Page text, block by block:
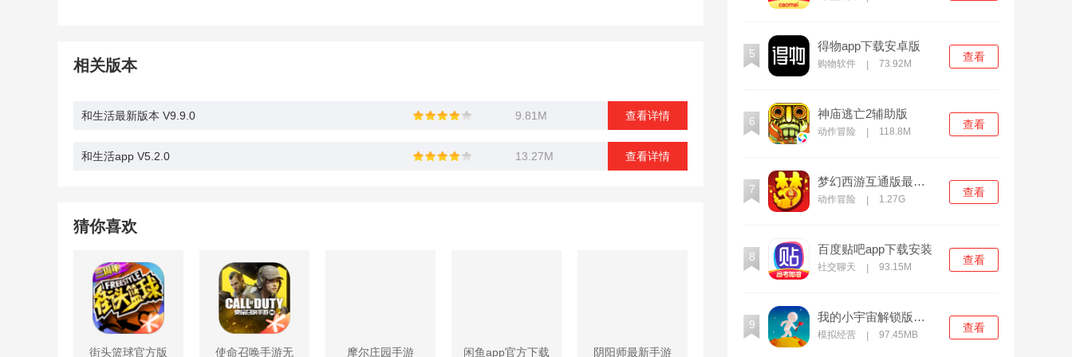
相关版本
和生活最新版本 V9.9.0 9.81M 查看详情
和生活app V5.2.0 13.27M 查看详情
猜你喜欢
街头篮球官方版 使命召唤手游无 摩尔庄园手游 闲鱼app官方下载 阴阳师最新手游
5
得物app下载安卓版
购物软件 73.92M
查看
6
神庙逃亡2辅助版
动作冒险 118.8M
查看
7
梦幻西游互通版最新下载
动作冒险 1.27G
查看
8
百度贴吧app下载安装
社交聊天 93.15M
查看
9
我的小宇宙解锁版无限资源
模拟经营 97.45MB
查看